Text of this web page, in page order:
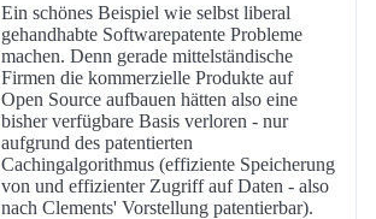
Ein schönes Beispiel wie selbst liberal
gehandhabte Softwarepatente Probleme
machen. Denn gerade mittelständische
Firmen die kommerzielle Produkte auf
Open Source aufbauen hätten also eine
bisher verfügbare Basis verloren - nur
aufgrund des patentierten
Cachingalgorithmus (effiziente Speicherung
von und effizienter Zugriff auf Daten - also
nach Clements' Vorstellung patentierbar).